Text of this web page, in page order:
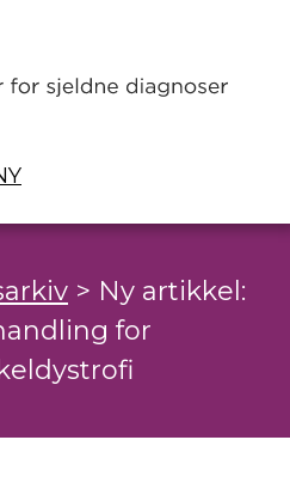
> Ny artikkel:
for